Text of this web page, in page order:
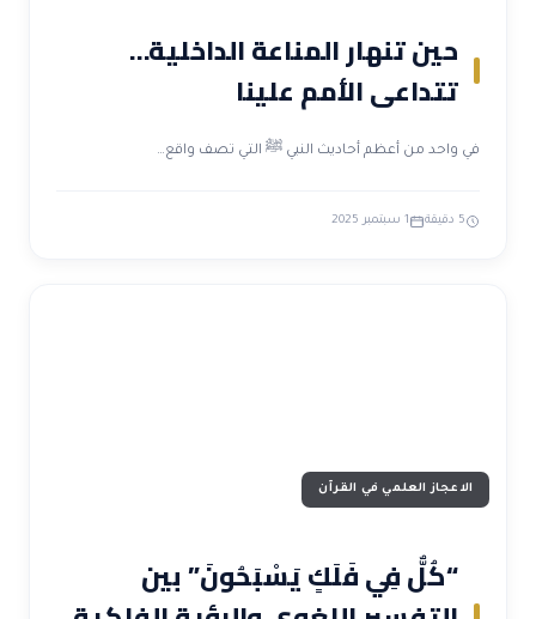
حين تنهار المناعة الداخلية…
تتداعى الأمم علينا
في واحد من أعظم أحاديث النبي ﷺ التي تصف واقع…
5 دقيقة 1 سبتمبر 2025
الاعجاز العلمي في القرآن
“كُلٌّ فِي فَلَكٍ يَسْبَحُونَ” بين